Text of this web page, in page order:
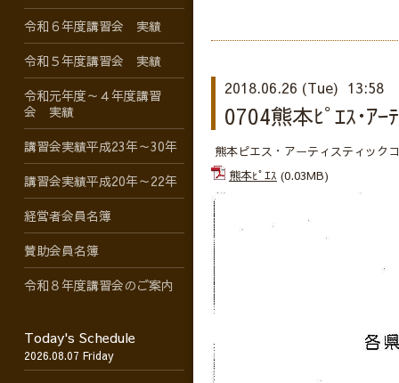
2018.06.26 (Tue) 13:58
0704熊本ﾋﾟｴｽ･ｱｰ
熊本ピエス・アーティスティック
熊本ﾋﾟｴｽ (0.03MB)
令和６年度講習会 実績
令和５年度講習会 実績
令和元年度～４年度講習
会 実績
講習会実績平成23年～30年
講習会実績平成20年～22年
経営者会員名簿
賛助会員名簿
令和８年度講習会のご案内
Today's Schedule
2026.08.07 Friday